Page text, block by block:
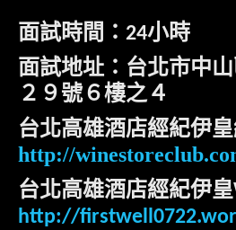
面試時間： 24小時
面試地址：台北市中
２９號６樓之４
台北高雄酒店經紀伊皇
http://
台北高雄酒店經紀伊皇
http://